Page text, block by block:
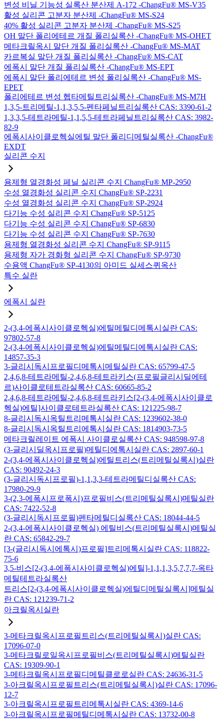
변성 비닐 기능성 실록산 분산제 A-172 -ChangFu® MS-V35
활성 실리콘 고분자 분산제 -ChangFu® MS-S24
40% 활성 실리콘 고분자 분산제 -ChangFu® MS-S25
OH 말단 폴리에테르 개질 폴리실록산 -ChangFu® MS-OHET
메타크릴옥시 말단 개질 폴리실록산 -ChangFu® MS-MAT
카르복실 말단 개질 폴리실록산 -ChangFu® MS-CAT
에폭시 말단 개질 폴리실록산 -ChangFu® MS-EPT
에폭시 말단 폴리에테르 변성 폴리실록산 -ChangFu® MS-
EPET
폴리에테르 변성 헵타메틸트리실록산 -ChangFu® MS-M7H
1,3,5-트리메틸-1,1,3,5,5-펜타페닐트리실록산 CAS: 3390-61-2
1,3,3,5-테트라메틸-1,1,5,5-테트라페닐트리실록산 CAS: 3982-
82-9
에폭시사이클로헥실에틸 말단 폴리디메틸실록산 -ChangFu®
EXDT
실리콘 수지
용제형 열경화성 페닐 실리콘 수지 ChangFu® MP-2950
수성 열경화성 실리콘 수지 ChangFu® SP-2231
수성 열경화성 실리콘 수지 ChangFu® SP-2924
다기능 수성 실리콘 수지 ChangFu® SP-5125
다기능 수성 실리콘 수지 ChangFu® SP-6830
다기능 수성 실리콘 수지 ChangFu® SP-7630
용제형 열경화성 실리콘 수지 ChangFu® SP-9115
용제형 자가 경화형 실리콘 수지 ChangFu® SP-9730
수용액 ChangFu® SP-4130의 아미드 실세스퀴옥산
특수 실란
에폭시 실란
2-(3,4-에폭시사이클로헥실)에틸메틸디메톡시실란 CAS:
97802-57-8
2-(3,4-에폭시사이클로헥실)에틸메틸디에톡시실란 CAS:
14857-35-3
3-글리시독시프로필디메톡시메틸실란 CAS: 65799-47-5
2,4,6,8-테트라메틸-2,4,6,8-테트라키스(프로필글리시딜에테
르)사이클로테트라실록산 CAS: 60665-85-2
2,4,6,8-테트라메틸-2,4,6,8-테트라키스[2-(3,4-에폭시사이클로
헥실)에틸]사이클로테트라실록산 CAS: 121225-98-7
8-글리시독시옥틸트리메톡시실란 CAS: 1239602-38-0
8-글리시독시옥틸트리에톡시실란 CAS: 1814903-73-5
메타크릴레이트 에폭시 사이클로실록산 CAS: 948598-97-8
(3-글리시딜옥시프로필)메틸디에톡시실란 CAS: 2897-60-1
2-(3,4-에폭시사이클로헥실)에틸트리스(트리메틸실록시)실란
CAS: 90492-24-3
(3-글리시독시프로필)-1,1,3,3-테트라메틸디실록산 CAS:
17980-29-9
3-(2,3-에폭시프로폭시)프로필비스(트리메틸실록시)메틸실란
CAS: 7422-52-8
(3-글리시독시프로필)펜타메틸디실록산 CAS: 18044-44-5
2-(3,4-에폭시사이클로헥실) 에틸비스(트리메틸실록시)메틸실
란 CAS: 65842-29-7
[3-(글리시독시에톡시)프로필]트리메톡시실란 CAS: 118822-
75-6
3,5-비스[2-(3,4-에폭시사이클로헥실)에틸]-1,1,1,3,5,7,7,7-옥타
메틸테트라실록산
트리스[2-(3,4-에폭시사이클로헥실)에틸디메틸실록시]메틸실
란 CAS: 121239-71-2
아크릴옥시실란
3-메타크릴옥시프로필트리스(트리메틸실록시)실란 CAS:
17096-07-0
3-메타크릴로일옥시프로필비스(트리메틸실록시)메틸실란
CAS: 19309-90-1
3-메타크릴옥시프로필디메틸클로로실란 CAS: 24636-31-5
3-아크릴옥시프로필트리스(트리메틸실록시)실란 CAS: 17096-
12-7
3-아크릴옥시프로필트리메톡시실란 CAS: 4369-14-6
3-아크릴옥시프로필메틸디메톡시실란 CAS: 13732-00-8